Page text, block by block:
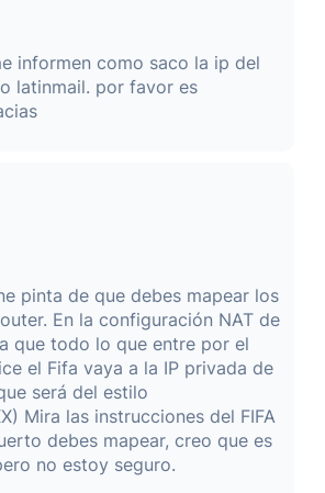
informen como saco la ip del
latinmail. por favor es
pinta de que debes mapear los
En la configuración NAT de
que todo lo que entre por el
el Fifa vaya a la IP privada de
será del estilo
Mira las instrucciones del FIFA
debes mapear, creo que es
no estoy seguro.